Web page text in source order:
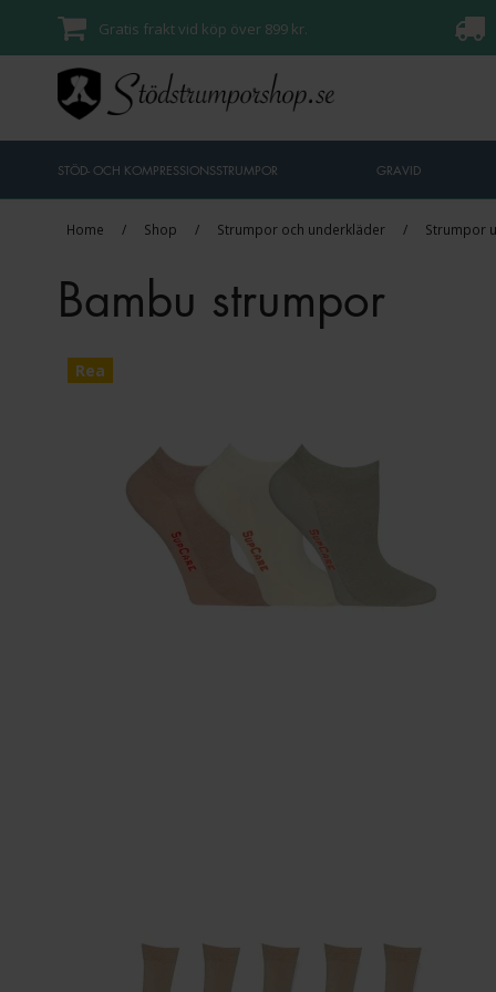
Gratis frakt vid köp över 899 kr.
STÖD- OCH KOMPRESSIONSSTRUMPOR GRAVID
Home / Shop / Strumpor och underkläder / Strumpor
Bambu strumpor
Rea